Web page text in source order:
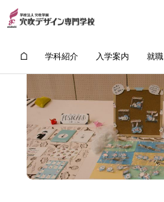
学科紹介 入学案内 就職